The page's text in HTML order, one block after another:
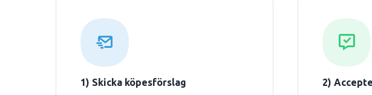
1) Skicka köpesförslag 2)